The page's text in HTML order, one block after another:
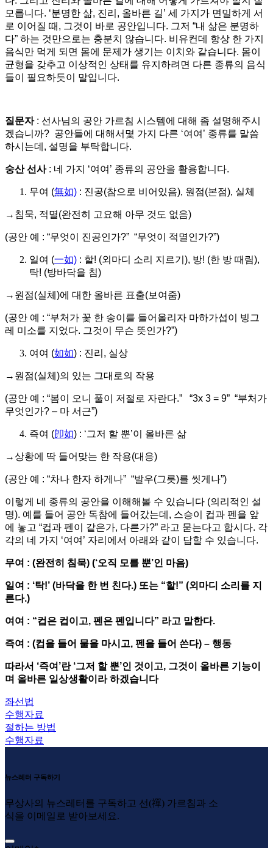
모릅니다. ‘분명한 삶, 진리, 올바른 길’ 세 가지가 면밀하게 서
로 이어질 때, 그것이 바로 공안입니다. 그저 “내 삶은 분명하
다” 하는 것만으로는 충분치 않습니다. 비유컨데 항상 한 가지
음식만 먹게 되면 몸에 문제가 생기는 이치와 같습니다. 몸이
균형을 갖추고 이상적인 상태를 유지하려면 다른 종류의 음식
들이 필요하듯이 말입니다.
질문자: 선사님의 공안 가르침 시스템에 대해 좀 설명해주시
겠습니까? 공안들에 대해서몇 가지 다른 ‘여여’ 종류를 말씀
하시는데, 설명을 부탁합니다.
숭산 선사: 네 가지 ‘여여’ 종류의 공안을 활용합니다.
무여 (無如) : 진공(참으로 비어있음), 원점(본점), 실체
→침묵, 적멸(완전히 고요해 아무 것도 없음)
(공안 예 : “무엇이 진공인가?” “무엇이 적멸인가?”)
일여 (一如) : 할! (외마디 소리 지르기), 방! (한 방 때림),
탁! (방바닥을 침)
→원점(실체)에 대한 올바른 표출(보여줌)
(공안 예 : “부처가 꽃 한 송이를 들어올리자 마하가섭이 빙그
레 미소를 지었다. 그것이 무슨 뜻인가?”)
여여 (如如) : 진리, 실상
→원점(실체)의 있는 그대로의 작용
(공안 예 : “봄이 오니 풀이 저절로 자란다.” “3x 3 = 9” “부처가
무엇인가? – 마 서근”)
즉여 (卽如) : ‘그저 할 뿐’이 올바른 삶
→상황에 딱 들어맞는 한 작용(대응)
(공안 예 : “차나 한자 하게나” “발우(그릇)를 씻게나”)
이렇게 네 종류의 공안을 이해해볼 수 있습니다 (의리적인 설
명). 예를 들어 공안 독참에 들어갔는데, 스승이 컵과 펜을 앞
에 놓고 “컵과 펜이 같은가, 다른가?” 라고 묻는다고 합시다. 각
각의 네 가지 ‘여여’ 자리에서 아래와 같이 답할 수 있습니다.
무여 : (완전히 침묵) (‘오직 모를 뿐’인 마음)
일여 : ‘탁!’ (바닥을 한 번 친다.) 또는 “할!” (외마디 소리를 지
른다.)
여여 : “컵은 컵이고, 펜은 펜입니다” 라고 말한다.
즉여 : (컵을 들어 물을 마시고, 펜을 들어 쓴다) – 행동
따라서 ‘즉여’란 ‘그저 할 뿐’인 것이고, 그것이 올바른 기능이
며 올바른 일상생활이라 하겠습니다
좌선법
수행자료
절하는 방법
수행자료
뉴스레터 구독하기
무상사의 뉴스레터를 구독하고 선(禪) 가르침과 소
식을 이메일로 받아보세요.